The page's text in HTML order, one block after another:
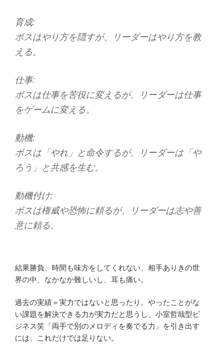
育成:
ボスはやり方を隠すが、リーダーはやり方を教
える。
仕事:
ボスは仕事を苦役に変えるが、リーダーは仕事
をゲームに変える。
動機:
ボスは「やれ」と命令するが、リーダーは「や
ろう」と共感を生む。
動機付け:
ボスは権威や恐怖に頼るが、リーダーは志や善
意に頼る。
結果勝負、時間も味方をしてくれない、相手ありきの世
界の中、なかなか難しいし、耳も痛い。
過去の実績＝実力ではないと思ったり。やったことがな
い課題を解決できる力が実力だと思うし、小室哲哉型ビ
ジネス笑「両手で別のメロディを奏でる力」を引き出す
には、これだけでは足りない。